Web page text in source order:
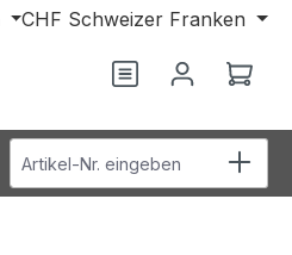
CHF Schweizer Franken
Du hast 0
Artikel-Nr. eingeben